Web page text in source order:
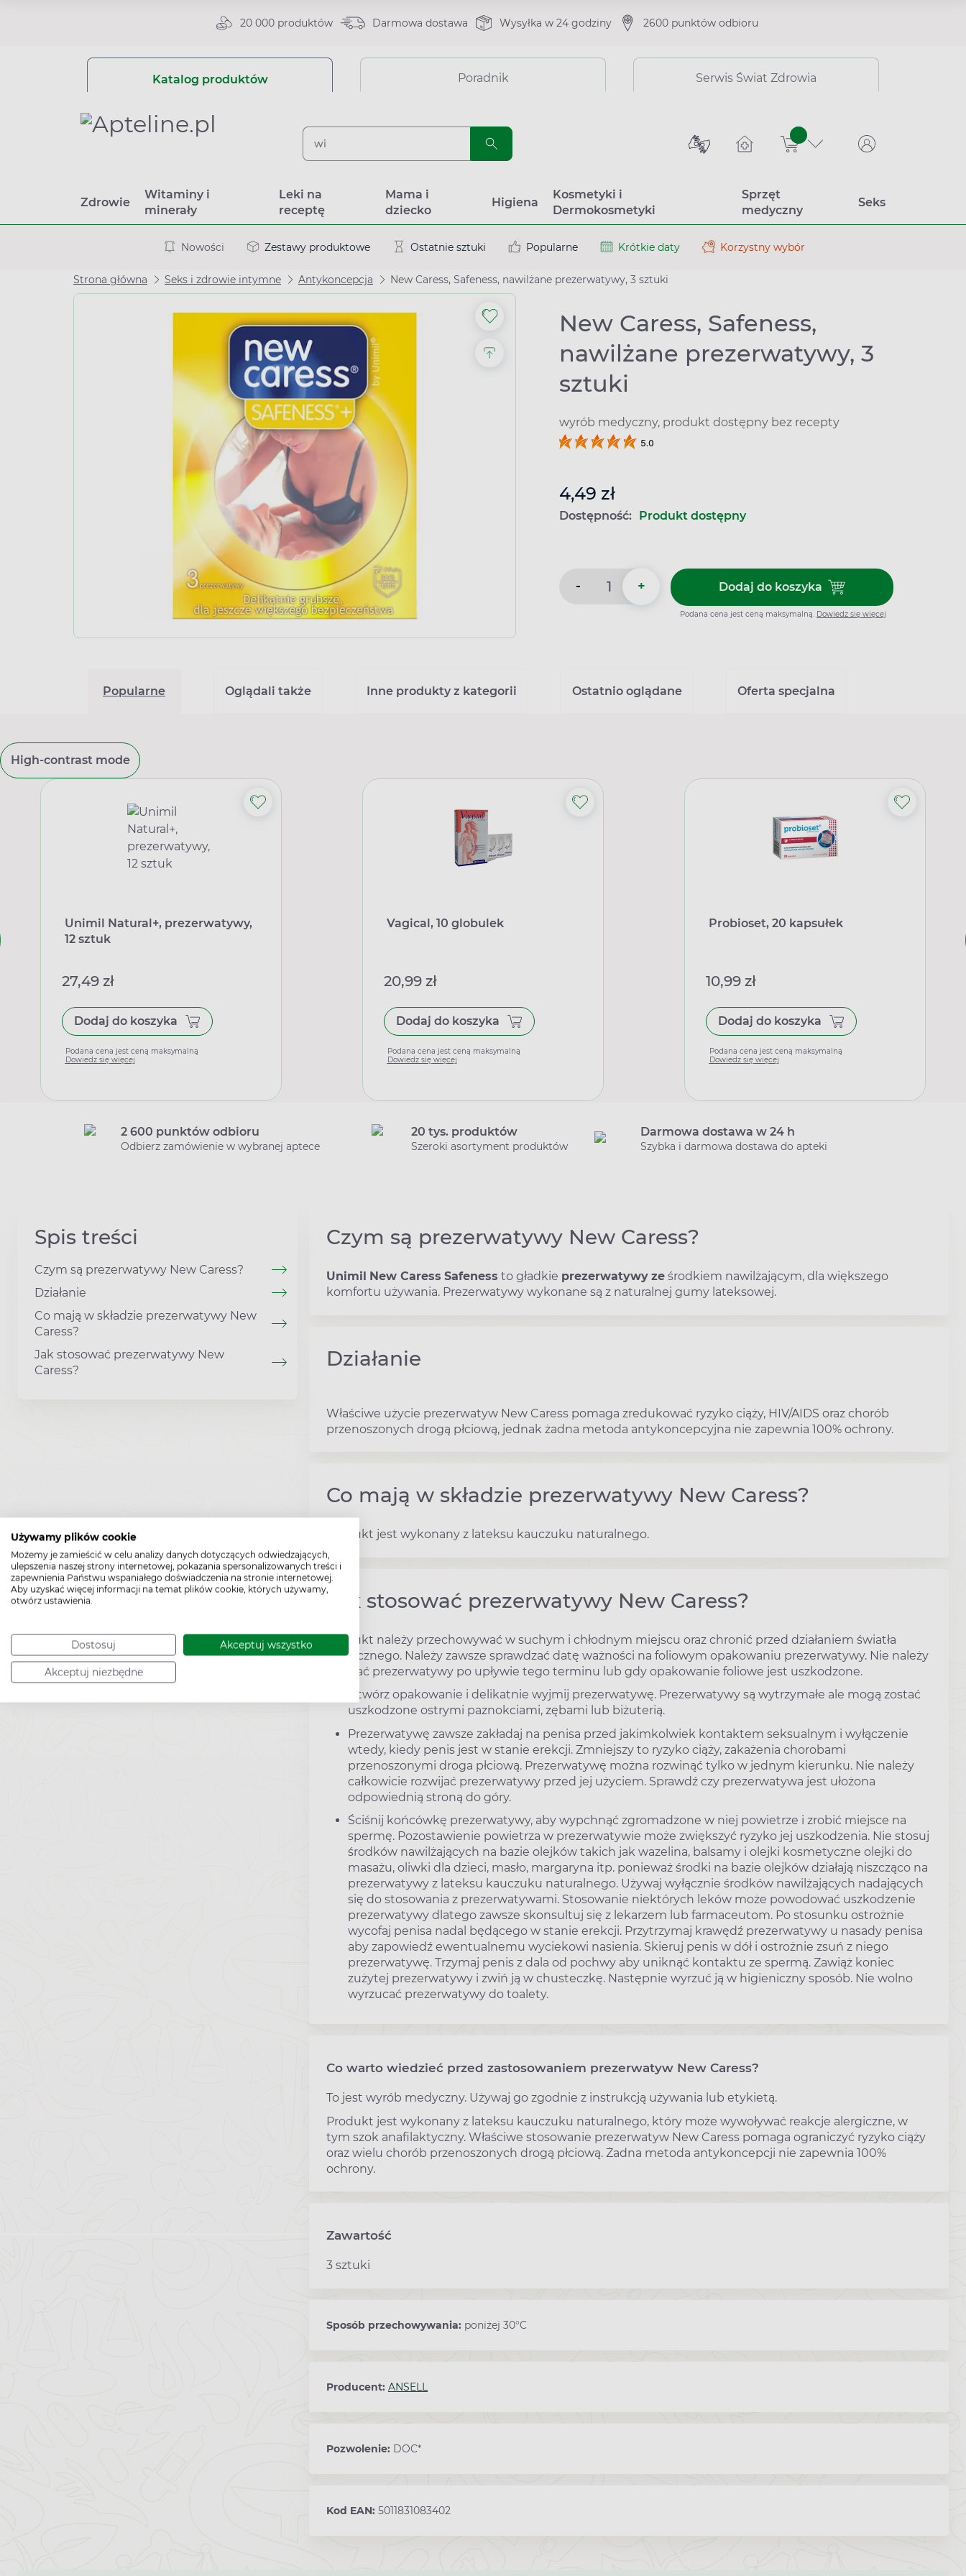
Używamy plików cookie
Możemy je zamieścić w celu analizy danych dotyczących odwiedzających,
ulepszenia naszej strony internetowej, pokazania spersonalizowanych treści i
zapewnienia Państwu wspaniałego doświadczenia na stronie internetowej.
Aby uzyskać więcej informacji na temat plików cookie, których używamy,
otwórz ustawienia.
Dostosuj Akceptuj wszystko
Akceptuj niezbędne
20 000 produktów Darmowa dostawa Wysyłka w 24 godziny 2600 punktów odbioru
Katalog produktów Poradnik Serwis Świat Zdrowia
sztuk
Zdrowie
Witaminy i
minerały
Leki na
receptę
Mama i
dziecko
Higiena
Kosmetyki i
Dermokosmetyki
Sprzęt
medyczny
Seks
Nowości Zestawy produktowe Ostatnie sztuki Popularne Krótkie daty Korzystny wybór
Strona główna Seks i zdrowie intymne Antykoncepcja New Caress, Safeness, nawilżane prezerwatywy, 3 sztuki
New Caress, Safeness,
nawilżane prezerwatywy, 3
sztuki
wyrób medyczny, produkt dostępny bez recepty
5.0
4,49 zł
Dostępność: Produkt dostępny
- + Dodaj do koszykaDodaj do koszyka New
Podana cena jest ceną maksymalną. Dowiedz się więcej
Popularne Oglądali także Inne produkty z kategorii Ostatnio oglądane Oferta specjalna
High-contrast mode
Unimil Natural+, prezerwatywy,
12 sztuk
27,49 zł
Dodaj do koszyka
Podana cena jest ceną maksymalną
Dowiedz się więcej
Vagical, 10 globulek
20,99 zł
Dodaj do koszyka
Podana cena jest ceną maksymalną
Dowiedz się więcej
Probioset, 20 kapsułek
10,99 zł
Dodaj do koszyka
Podana cena jest ceną maksymalną
Dowiedz się więcej
2 600 punktów odbioru
Odbierz zamówienie w wybranej aptece
20 tys. produktów
Szeroki asortyment produktów
Darmowa dostawa w 24 h
Szybka i darmowa dostawa do apteki
Spis treści
Czym są prezerwatywy New Caress?
Działanie
Co mają w składzie prezerwatywy New
Caress?
Jak stosować prezerwatywy New
Caress?
Czym są prezerwatywy New Caress?
Unimil New Caress Safeness to gładkie prezerwatywy ze środkiem nawilżającym, dla większego
komfortu używania. Prezerwatywy wykonane są z naturalnej gumy lateksowej.
Działanie
Właściwe użycie prezerwatyw New Caress pomaga zredukować ryzyko ciąży, HIV/AIDS oraz chorób
przenoszonych drogą płciową, jednak żadna metoda antykoncepcyjna nie zapewnia 100% ochrony.
Co mają w składzie prezerwatywy New Caress?
Produkt jest wykonany z lateksu kauczuku naturalnego.
Jak stosować prezerwatywy New Caress?
Produkt należy przechowywać w suchym i chłodnym miejscu oraz chronić przed działaniem światła
słonecznego. Należy zawsze sprawdzać datę ważności na foliowym opakowaniu prezerwatywy. Nie należy
używać prezerwatywy po upływie tego terminu lub gdy opakowanie foliowe jest uszkodzone.
Otwórz opakowanie i delikatnie wyjmij prezerwatywę. Prezerwatywy są wytrzymałe ale mogą zostać
uszkodzone ostrymi paznokciami, zębami lub biżuterią.
Prezerwatywę zawsze zakładaj na penisa przed jakimkolwiek kontaktem seksualnym i wyłączenie
wtedy, kiedy penis jest w stanie erekcji. Zmniejszy to ryzyko ciąży, zakażenia chorobami
przenoszonymi droga płciową. Prezerwatywę można rozwinąć tylko w jednym kierunku. Nie należy
całkowicie rozwijać prezerwatywy przed jej użyciem. Sprawdź czy prezerwatywa jest ułożona
odpowiednią stroną do góry.
Ściśnij końcówkę prezerwatywy, aby wypchnąć zgromadzone w niej powietrze i zrobić miejsce na
spermę. Pozostawienie powietrza w prezerwatywie może zwiększyć ryzyko jej uszkodzenia. Nie stosuj
środków nawilżających na bazie olejków takich jak wazelina, balsamy i olejki kosmetyczne olejki do
masażu, oliwki dla dzieci, masło, margaryna itp. ponieważ środki na bazie olejków działają niszcząco na
prezerwatywy z lateksu kauczuku naturalnego. Używaj wyłącznie środków nawilżających nadających
się do stosowania z prezerwatywami. Stosowanie niektórych leków może powodować uszkodzenie
prezerwatywy dlatego zawsze skonsultuj się z lekarzem lub farmaceutom. Po stosunku ostrożnie
wycofaj penisa nadal będącego w stanie erekcji. Przytrzymaj krawędź prezerwatywy u nasady penisa
aby zapowiedź ewentualnemu wyciekowi nasienia. Skieruj penis w dół i ostrożnie zsuń z niego
prezerwatywę. Trzymaj penis z dala od pochwy aby uniknąć kontaktu ze spermą. Zawiąż koniec
zużytej prezerwatywy i zwiń ją w chusteczkę. Następnie wyrzuć ją w higieniczny sposób. Nie wolno
wyrzucać prezerwatywy do toalety.
Co warto wiedzieć przed zastosowaniem prezerwatyw New Caress?
To jest wyrób medyczny. Używaj go zgodnie z instrukcją używania lub etykietą.
Produkt jest wykonany z lateksu kauczuku naturalnego, który może wywoływać reakcje alergiczne, w
tym szok anafilaktyczny. Właściwe stosowanie prezerwatyw New Caress pomaga ograniczyć ryzyko ciąży
oraz wielu chorób przenoszonych drogą płciową. Żadna metoda antykoncepcji nie zapewnia 100%
ochrony.
Zawartość
3 sztuki
Sposób przechowywania: poniżej 30°C
Producent: ANSELL
Pozwolenie: DOC*
Kod EAN: 5011831083402